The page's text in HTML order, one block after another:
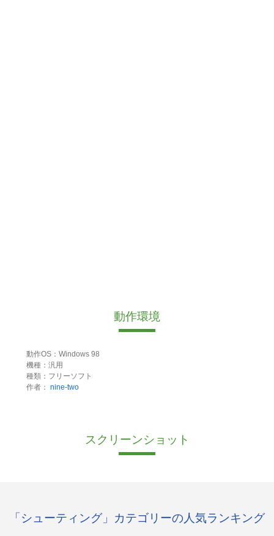
動作環境
動作OS：Windows 98
機種：汎用
種類：フリーソフト
作者： nine-two
スクリーンショット
「シューティング」カテゴリーの人気ランキング